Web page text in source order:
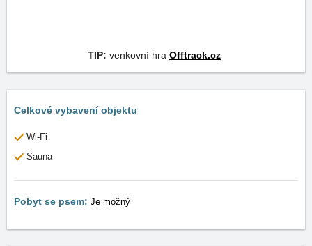
TIP: venkovní hra Offtrack.cz
Celkové vybavení objektu
Wi-Fi
Sauna
Pobyt se psem: Je možný